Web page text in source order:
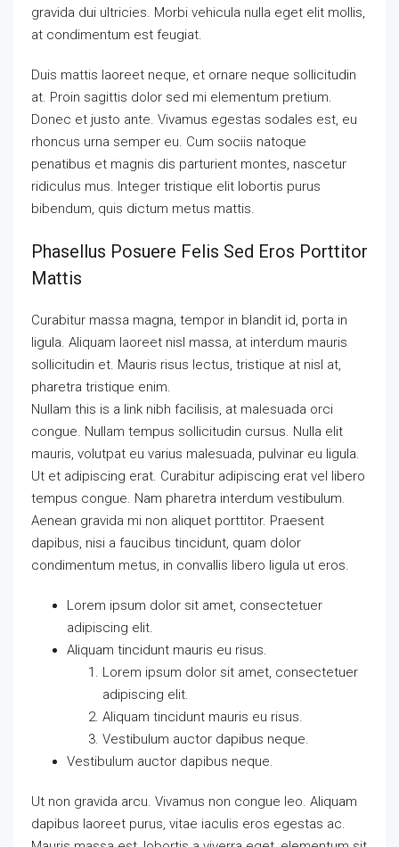
gravida dui ultricies. Morbi vehicula nulla eget elit mollis,
at condimentum est feugiat.
Duis mattis laoreet neque, et ornare neque sollicitudin
at. Proin sagittis dolor sed mi elementum pretium.
Donec et justo ante. Vivamus egestas sodales est, eu
rhoncus urna semper eu. Cum sociis natoque
penatibus et magnis dis parturient montes, nascetur
ridiculus mus. Integer tristique elit lobortis purus
bibendum, quis dictum metus mattis.
Phasellus Posuere Felis Sed Eros Porttitor
Mattis
Curabitur massa magna, tempor in blandit id, porta in
ligula. Aliquam laoreet nisl massa, at interdum mauris
sollicitudin et. Mauris risus lectus, tristique at nisl at,
pharetra tristique enim.
Nullam this is a link nibh facilisis, at malesuada orci
congue. Nullam tempus sollicitudin cursus. Nulla elit
mauris, volutpat eu varius malesuada, pulvinar eu ligula.
Ut et adipiscing erat. Curabitur adipiscing erat vel libero
tempus congue. Nam pharetra interdum vestibulum.
Aenean gravida mi non aliquet porttitor. Praesent
dapibus, nisi a faucibus tincidunt, quam dolor
condimentum metus, in convallis libero ligula ut eros.
Lorem ipsum dolor sit amet, consectetuer
adipiscing elit.
Aliquam tincidunt mauris eu risus.
Lorem ipsum dolor sit amet, consectetuer
adipiscing elit.
Aliquam tincidunt mauris eu risus.
Vestibulum auctor dapibus neque.
Vestibulum auctor dapibus neque.
Ut non gravida arcu. Vivamus non congue leo. Aliquam
dapibus laoreet purus, vitae iaculis eros egestas ac.